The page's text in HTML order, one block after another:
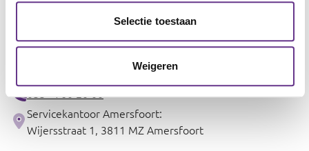
Selectie toestaan
Weigeren
Voor alle zorgvragen
Voor algemene en zakelijke vragen
033 - 760 20 00
Servicekantoor Amersfoort:
Wijersstraat 1, 3811 MZ Amersfoort